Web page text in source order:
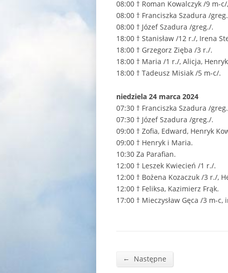
08:00 † Roman Kowalczyk /9 m-
08:00 † Franciszka Szadura /
08:00 † Józef Szadura /greg./.
18:00 † Stanisław /12 r./, Irena
18:00 † Grzegorz Zięba /3 r./.
18:00 † Maria /1 r./, Alicja,
18:00 † Tadeusz Misiak /5 m-c/.
niedziela 24 marca 2024
07:30 † Franciszka Szadura /
07:30 † Józef Szadura /greg./.
09:00 † Zofia, Edward, Henryk
09:00 † Henryk i Maria.
10:30 Za Parafian.
12:00 † Leszek Kwiecień /1 r./.
12:00 † Bożena Kozaczuk /3 r./,
12:00 † Feliksa, Kazimierz Frąk.
17:00 † Mieczysław Gęca /3 m-
← Następne